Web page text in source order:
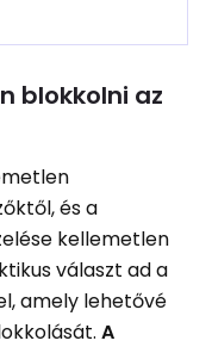
blokkolni az
és a
kellemetlen
választ ad a
amely lehetővé
A